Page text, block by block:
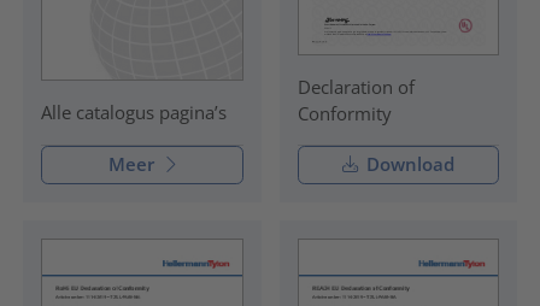
Alle catalogus pagina’s
Meer
Declaration of
Conformity
Download